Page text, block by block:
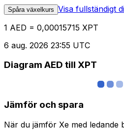
Spåra växelkurs Visa fullständigt
1 AED = 0,00015715 XPT
6 aug. 2026 23:55 UTC
Diagram AED till XPT
Jämför och spara
När du jämför Xe med